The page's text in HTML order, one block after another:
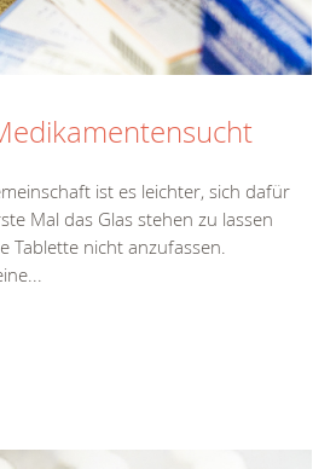
ist es leichter, sich dafür
Mal das Glas stehen zu lassen
Tablette nicht anzufassen.